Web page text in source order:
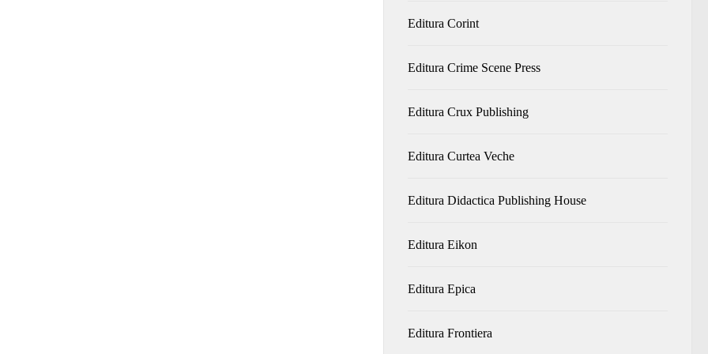
Editura Corint
Editura Crime Scene Press
Editura Crux Publishing
Editura Curtea Veche
Editura Didactica Publishing House
Editura Eikon
Editura Epica
Editura Frontiera